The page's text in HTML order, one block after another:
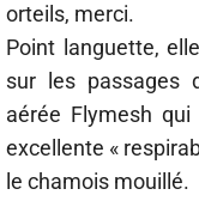
orteils, merci.
Point languette,
sur les passages
aérée Flymesh
excellente «
le chamois mouillé.